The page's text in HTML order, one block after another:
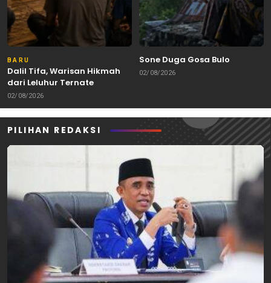
BARU
Dalil Tifa, Warisan Hikmah
dari Leluhur Ternate
02/08/2026
Sone Duga Gosa Bulo
02/08/2026
PILIHAN REDAKSI